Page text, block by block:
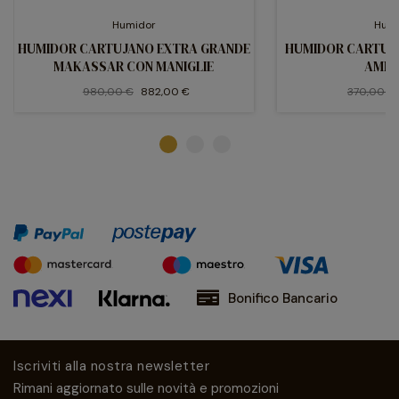
Humidor
HUMIDOR CARTUJANO EXTRA GRANDE
MAKASSAR CON MANIGLIE
980,00 € 882,00 €
HUMIDOR
370,00 €
Bonifico Bancario
Iscriviti alla nostra newsletter
Rimani aggiornato sulle novità e promozioni